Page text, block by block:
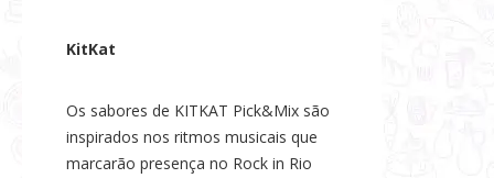
KitKat
Os sabores de KITKAT Pick&Mix são
inspirados nos ritmos musicais que
marcarão presença no Rock in Rio